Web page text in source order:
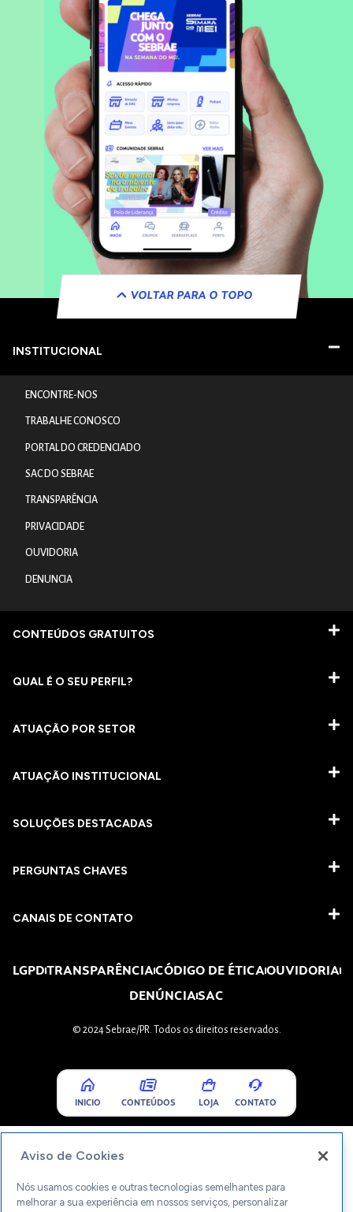
VOLTAR PARA O TOPO
INSTITUCIONAL
ENCONTRE-NOS
TRABALHE CONOSCO
PORTAL DO CREDENCIADO
SAC DO SEBRAE
TRANSPARÊNCIA
PRIVACIDADE
OUVIDORIA
DENUNCIA
CONTEÚDOS GRATUITOS
QUAL É O SEU PERFIL?
ATUAÇÃO POR SETOR
ATUAÇÃO INSTITUCIONAL
SOLUÇÕES DESTACADAS
PERGUNTAS CHAVES​
CANAIS DE CONTATO
LGPDTRANSPARÊNCIACÓDIGO DE ÉTICAOUVIDORIA
DENÚNCIASAC
© 2024 Sebrae/PR. Todos os direitos reservados.
INICIO CONTEÚDOS LOJA CONTATO
Aviso de Cookies
Nós usamos cookies e outras tecnologias semelhantes para
melhorar a sua experiência em nossos serviços, personalizar